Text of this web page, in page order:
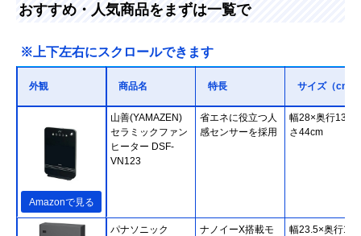
おすすめ・人気商品をまずは一覧で
※上下左右にスクロールできます
外観 商品名 特長 サイズ（cm）
Amazonで見る
山善(YAMAZEN)
セラミックファン
ヒーター DSF-
VN123
省エネに役立つ人
感センサーを採用
幅28×奥行
さ44cm
パナソニック
ナノイーX搭載モ
幅23.5×奥行